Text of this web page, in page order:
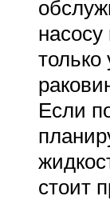
только
Если
стоит